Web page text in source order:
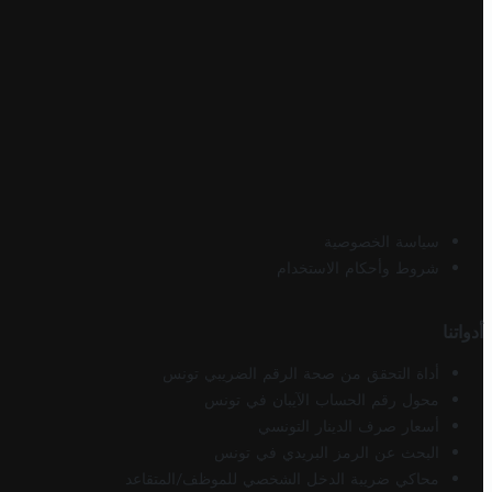
سياسة الخصوصية
شروط وأحكام الاستخدام
أدواتنا
أداة التحقق من صحة الرقم الضريبي تونس
محول رقم الحساب الآيبان في تونس
أسعار صرف الدينار التونسي
البحث عن الرمز البريدي في تونس
محاكي ضريبة الدخل الشخصي للموظف/المتقاعد